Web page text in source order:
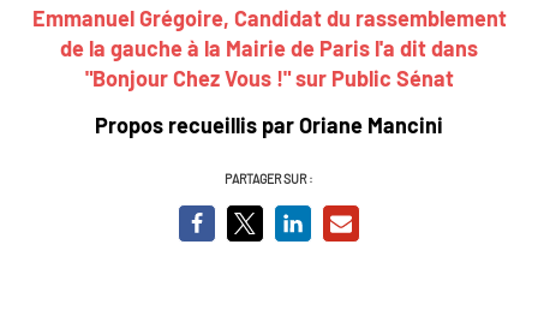
Emmanuel Grégoire, Candidat du rassemblement
de la gauche à la Mairie de Paris l'a dit dans
"Bonjour Chez Vous !" sur Public Sénat
Propos recueillis par Oriane Mancini
PARTAGER SUR :